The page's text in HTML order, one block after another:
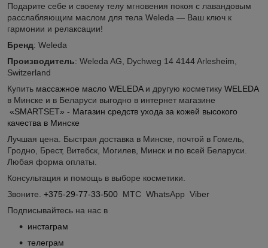
Подарите себе и своему телу мгновения покоя с лавандовым
расслабляющим маслом для тела Weleda — Ваш ключ к
гармонии и релаксации!
Бренд: Weleda
Производитель: Weleda AG, Dychweg 14 4144 Arlesheim,
Switzerland
Купить массажное масло WELEDAи другую косметику WELEDA
в Минске и в Беларуси выгодно в интернет магазине
«SMARTSET» - Магазин средств ухода за кожей высокого
качества в Минске
Лучшая цена. Быстрая доставка в Минске, почтой в Гомель,
Гродно, Брест, Витебск, Могилев, Минск и по всей Беларуси.
Любая форма оплаты.
Консультация и помощь в выборе косметики.
Звоните. +375-29-77-33-500 МТС WhatsApp Viber
Подписывайтесь на нас в
инстаграм
телеграм